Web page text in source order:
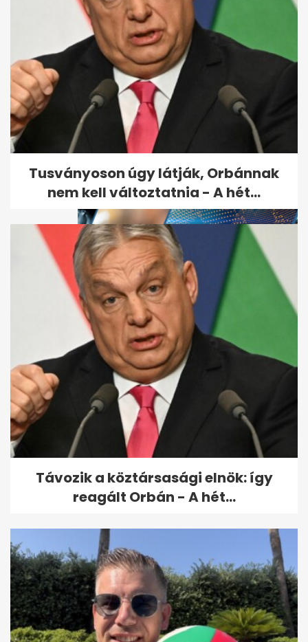
Putyin bejelentette
csodafegyverét, nyíltan
támadással fenyegette...
Nánási Pál: ˝Ha beálltak
Nóriba, elküldtem őket
valahova˝
Tusványoson úgy látják, Orbánnak
nem kell változtatnia - A hét...
Távozik a köztársasági elnök: így
reagált Orbán - A hét...